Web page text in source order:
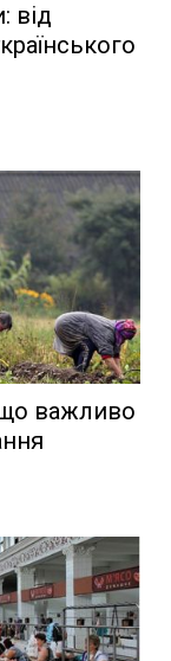
від
що важливо